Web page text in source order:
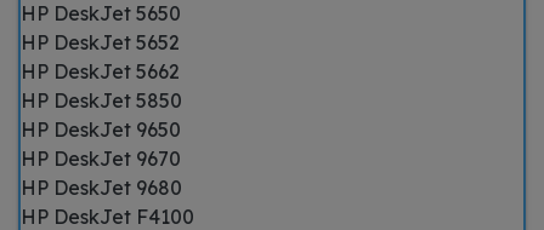
HP DeskJet 5650
HP DeskJet 5652
HP DeskJet 5662
HP DeskJet 5850
HP DeskJet 9650
HP DeskJet 9670
HP DeskJet 9680
HP DeskJet F4100